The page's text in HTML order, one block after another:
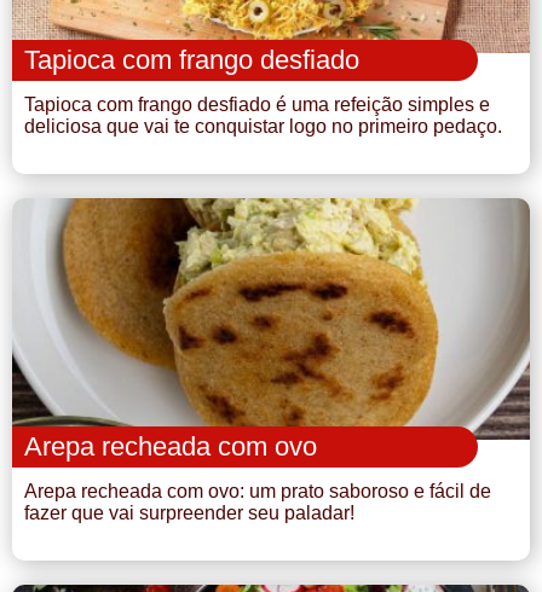
Tapioca com frango desfiado
Tapioca com frango desfiado é uma refeição simples e
deliciosa que vai te conquistar logo no primeiro pedaço.
Arepa recheada com ovo
Arepa recheada com ovo: um prato saboroso e fácil de
fazer que vai surpreender seu paladar!